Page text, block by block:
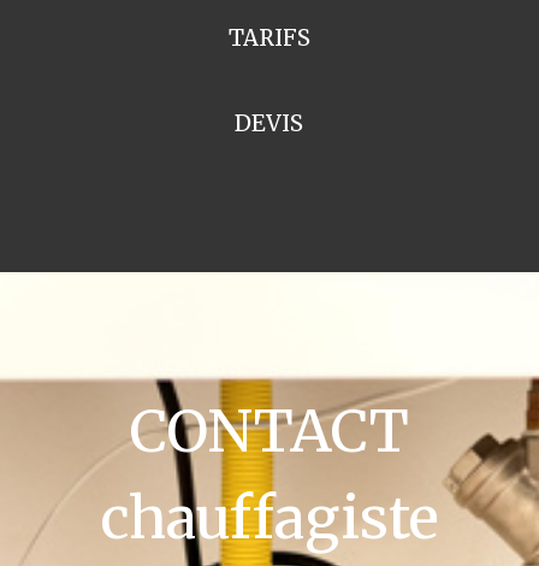
TARIFS
DEVIS
CONTACT
chauffagiste